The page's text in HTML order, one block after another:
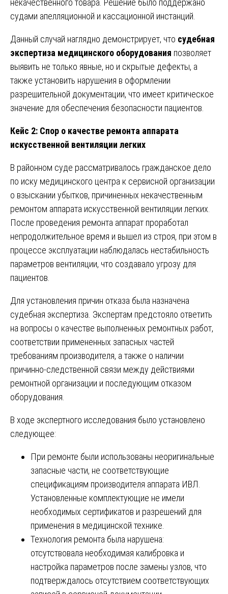
некачественного товара. Решение было поддержано
судами апелляционной и кассационной инстанций.
Данный случай наглядно демонстрирует, что судебная
экспертиза медицинского оборудования позволяет
выявить не только явные, но и скрытые дефекты, а
также установить нарушения в оформлении
разрешительной документации, что имеет критическое
значение для обеспечения безопасности пациентов.
Кейс 2: Спор о качестве ремонта аппарата
искусственной вентиляции легких
В районном суде рассматривалось гражданское дело
по иску медицинского центра к сервисной организации
о взыскании убытков, причиненных некачественным
ремонтом аппарата искусственной вентиляции легких.
После проведения ремонта аппарат проработал
непродолжительное время и вышел из строя, при этом в
процессе эксплуатации наблюдалась нестабильность
параметров вентиляции, что создавало угрозу для
пациентов.
Для установления причин отказа была назначена
судебная экспертиза. Экспертам предстояло ответить
на вопросы о качестве выполненных ремонтных работ,
соответствии примененных запасных частей
требованиям производителя, а также о наличии
причинно-следственной связи между действиями
ремонтной организации и последующим отказом
оборудования.
В ходе экспертного исследования было установлено
следующее:
При ремонте были использованы неоригинальные
запасные части, не соответствующие
спецификациям производителя аппарата ИВЛ.
Установленные комплектующие не имели
необходимых сертификатов и разрешений для
применения в медицинской технике.
Технология ремонта была нарушена:
отсутствовала необходимая калибровка и
настройка параметров после замены узлов, что
подтверждалось отсутствием соответствующих